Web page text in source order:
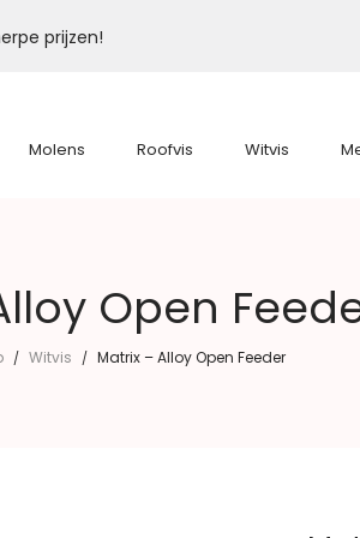
prijzen!
Molens Roofvis Witvis
Open
/ Witvis / Matrix – Alloy Open Feeder